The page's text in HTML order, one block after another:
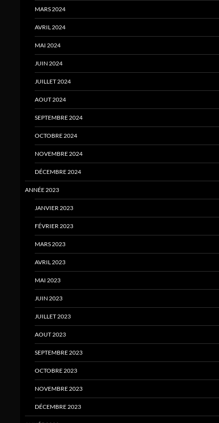
MARS 2024
AVRIL 2024
MAI 2024
JUIN 2024
JUILLET 2024
AOUT 2024
SEPTEMBRE 2024
OCTOBRE 2024
NOVEMBRE 2024
DÉCEMBRE 2024
ANNÉE 2023
JANVIER 2023
FÉVRIER 2023
MARS 2023
AVRIL 2023
MAI 2023
JUIN 2023
JUILLET 2023
AOUT 2023
SEPTEMBRE 2023
OCTOBRE 2023
NOVEMBRE 2023
DÉCEMBRE 2023